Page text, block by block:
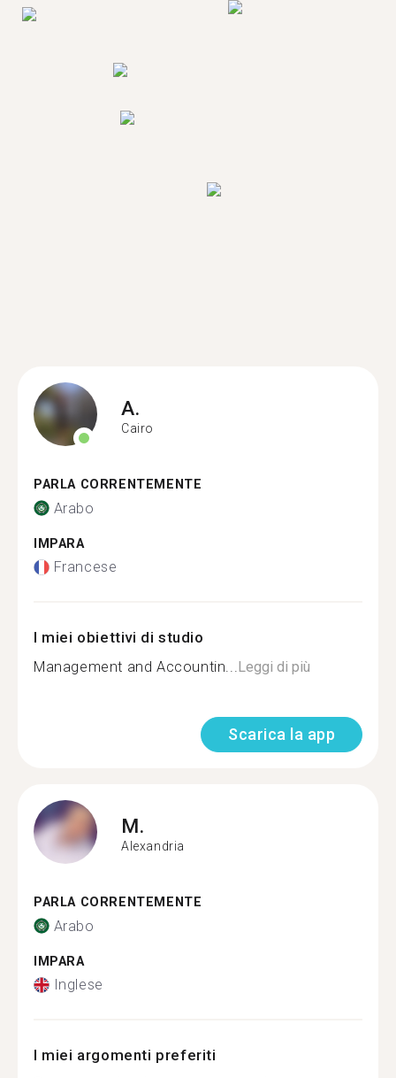
A.
Cairo
PARLA CORRENTEMENTE
Arabo
IMPARA
Francese
I miei obiettivi di studio
Management and Accountin...Leggi di più
Scarica la app
M.
Alexandria
PARLA CORRENTEMENTE
Arabo
IMPARA
Inglese
I miei argomenti preferiti